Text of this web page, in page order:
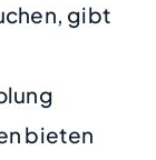
gibt
bieten